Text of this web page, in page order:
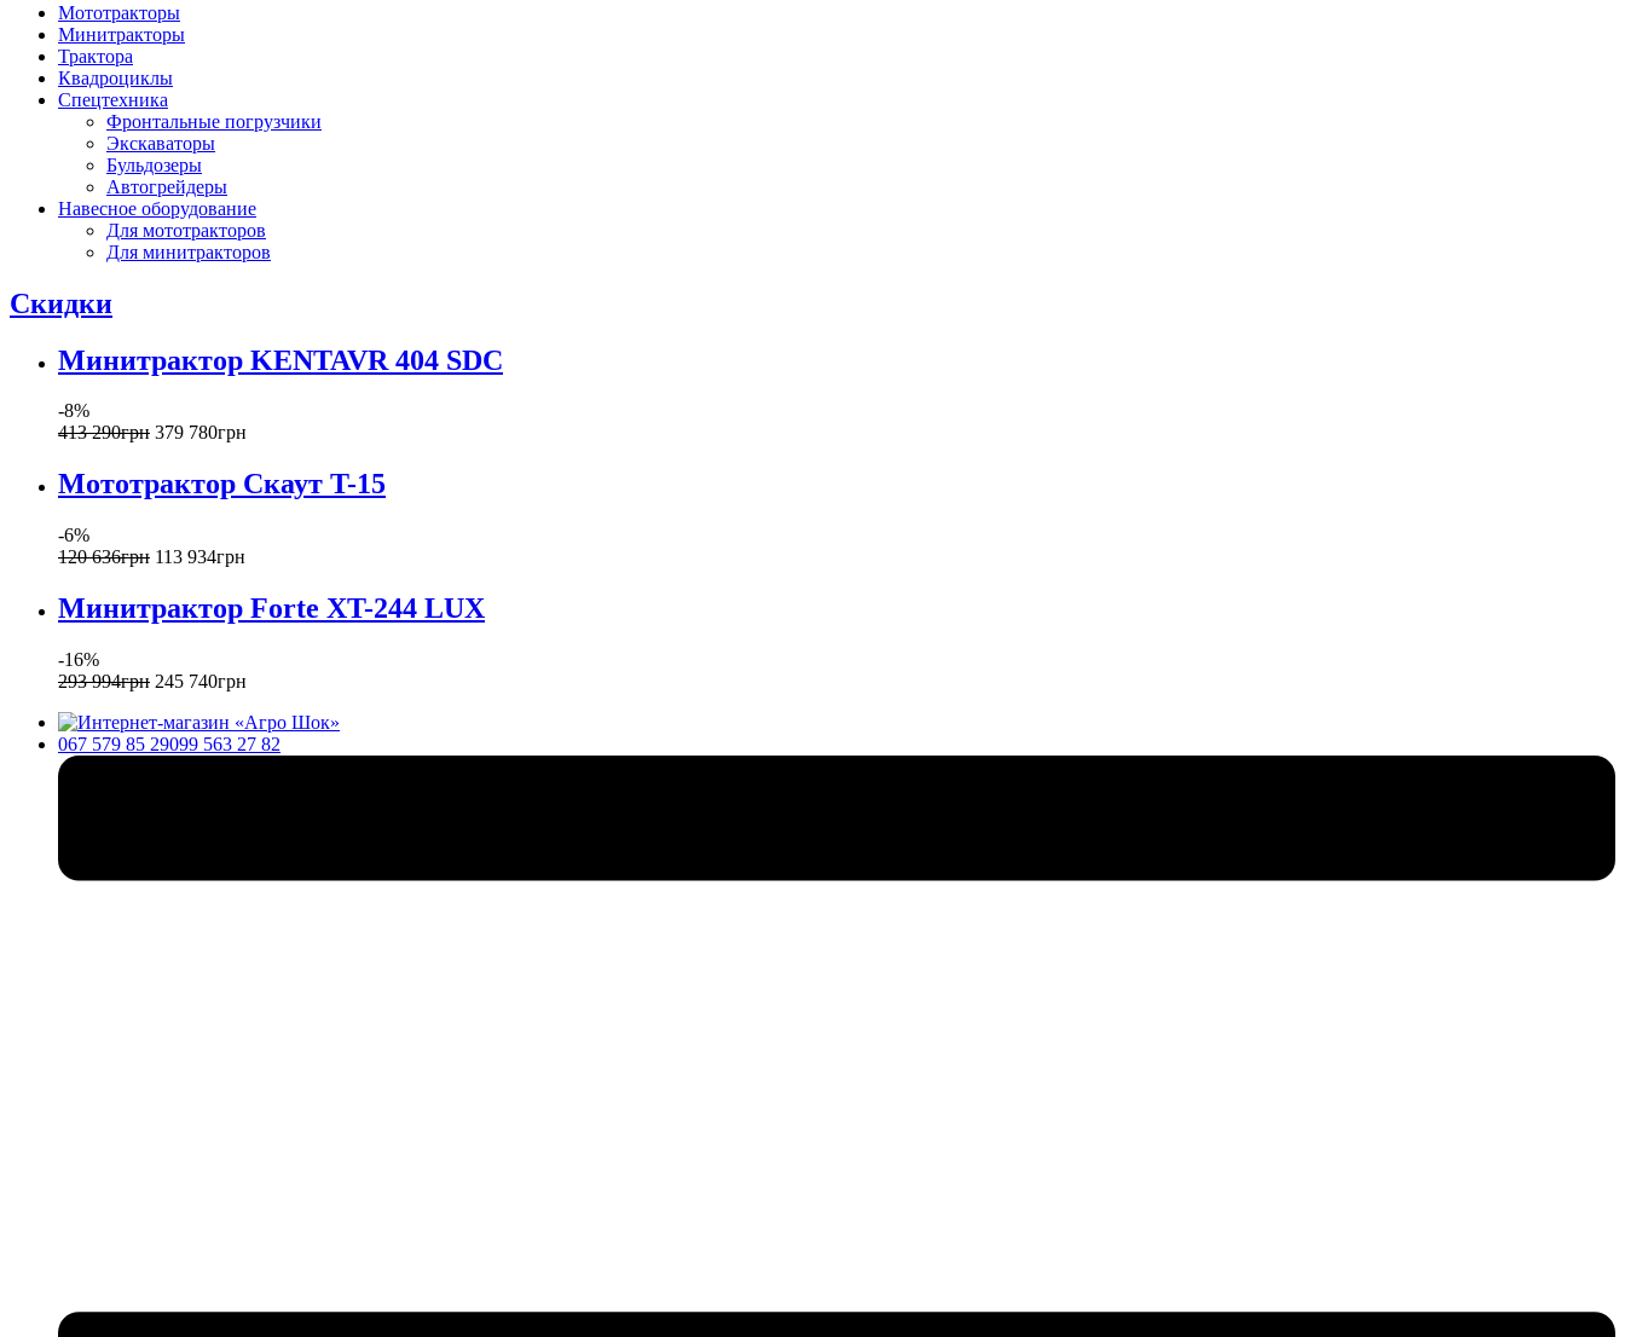
Мототракторы
Минитракторы
Трактора
Квадроциклы
Спецтехника
Фронтальные погрузчики
Экскаваторы
Бульдозеры
Автогрейдеры
Навесное оборудование
Для мототракторов
Для минитракторов
Скидки
Минитрактор KENTAVR 404 SDC
-8%
413 290грн 379 780грн
Мототрактор Скаут T-15
-6%
120 636грн 113 934грн
Минитрактор Forte XT-244 LUX
-16%
293 994грн 245 740грн
067 579 85 29099 563 27 82